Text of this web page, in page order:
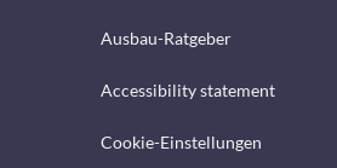
Ausbau-Ratgeber
Accessibility statement
Cookie-Einstellungen